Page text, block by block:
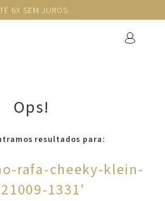
6X SEM JUROS
Ops!
resultados para:
rafa-cheeky-klein-
1331'